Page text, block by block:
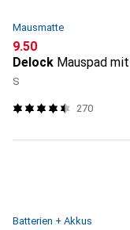
Mausmatte
CHF
9.50
Delock Mauspad
S
270
Batterien + Akkus